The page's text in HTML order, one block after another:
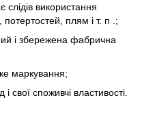
використання
плям і т. п .;
і збережена фабрична
маркування;
свої споживчі властивості.